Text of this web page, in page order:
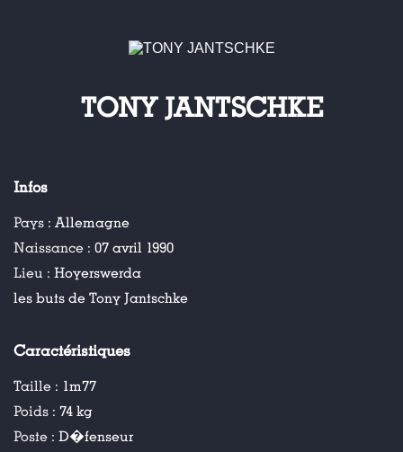
TONY JANTSCHKE
Infos
Pays : Allemagne
Naissance : 07 avril 1990
Lieu : Hoyerswerda
les buts de Tony Jantschke
Caractéristiques
Taille : 1m77
Poids : 74 kg
Poste : D�fenseur